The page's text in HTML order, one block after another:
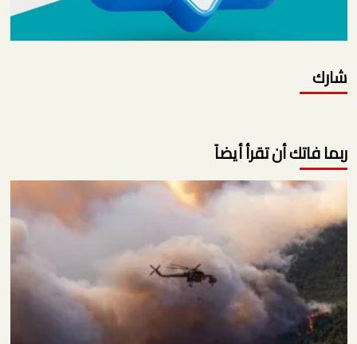
شارك
ربما فاتك أن تقرأ أيضاً